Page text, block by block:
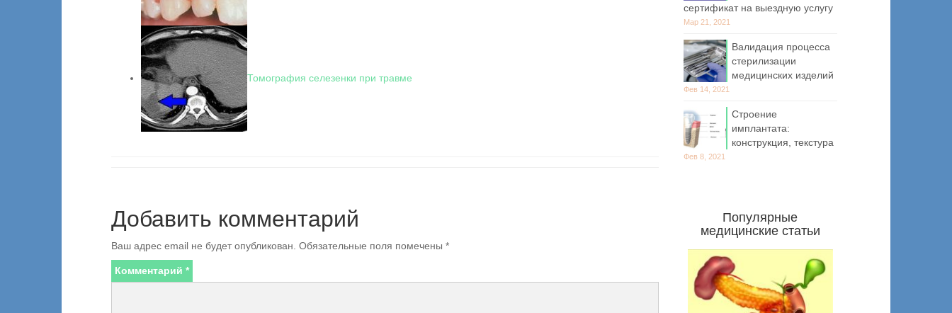
Томография селезенки при травме
Добавить комментарий
Ваш адрес email не будет опубликован. Обязательные поля помечены *
Комментарий *
сертификат на выездную услугу
Мар 21, 2021
Валидация процесса
стерилизации
медицинских изделий
Фев 14, 2021
Строение
имплантата:
конструкция, текстура
Фев 8, 2021
Популярные
медицинские статьи